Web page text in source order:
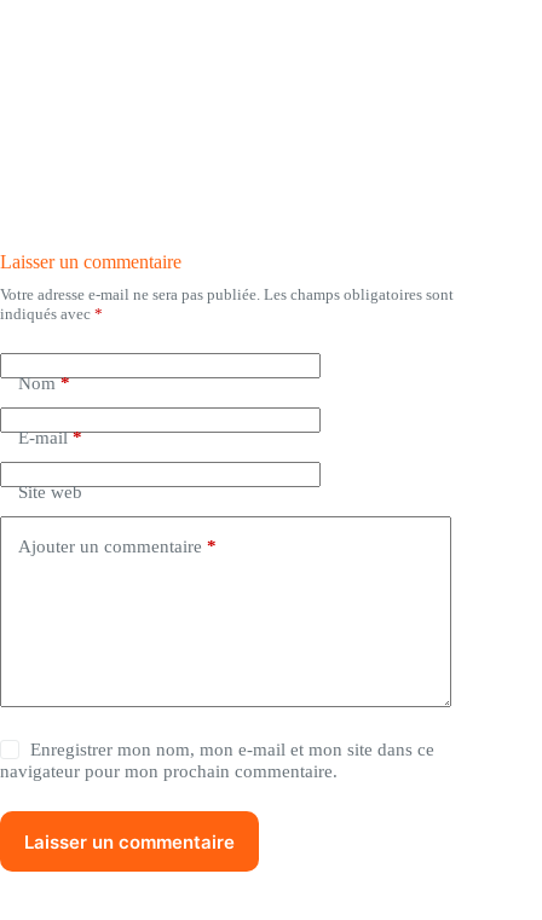
Laisser un commentaire
Votre adresse e-mail ne sera pas publiée. Les champs obligatoires sont
indiqués avec *
Nom*
E-mail*
Site web
Ajouter un commentaire *
Enregistrer mon nom, mon e-mail et mon site dans ce
navigateur pour mon prochain commentaire.
Laisser un commentaire